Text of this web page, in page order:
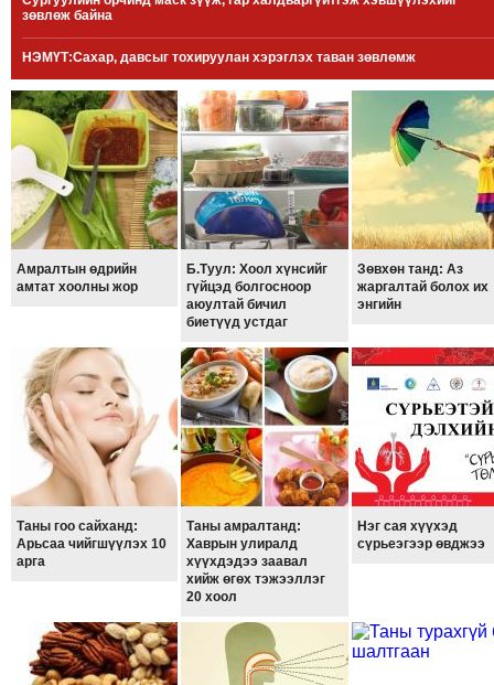
МЭДЭХҮЙ
ТЕХНОЛОГИ
ЭРДЭНЭТ
ҮЙЛДВЭРИЙН
ЭРГЭН
ТОЙРОНД
ХАВРЫН
ЧУУЛГАНЫ
ЭРГЭН
ТОЙРОНД
ЭРГЭН
ТОЙРОНД
"ЖИ
ТАЙМ"ЫН
ЭРГЭН
ТОЙРОНД
ГРАНАТ
ДЭЛБЭРСЭН
ТОЙРОНД
ТӨВСИЙН
зөвлөж байна
НЭМҮТ:Сахар, давсыг тохируулан хэрэглэх таван зөвлөмж
Амралтын өдрийн
амтат хоолны жор
Б.Туул: Хоол хүнсийг
гүйцэд болгосноор
аюултай бичил
биетүүд устдаг
Зөвхөн танд: Аз
жаргалтай болох их
энгийн
Таны гоо сайханд:
Арьсаа чийгшүүлэх 10
арга
Таны амралтанд:
Хаврын улиралд
хүүхдэдээ заавал
хийж өгөх тэжээллэг
20 хоол
Нэг сая хүүхэд
сүрьеэгээр өвджээ